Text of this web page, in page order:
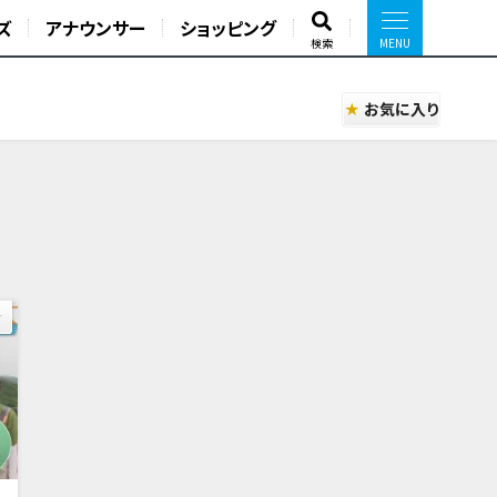
アナウンサー ショッピング
検索
お気に入り